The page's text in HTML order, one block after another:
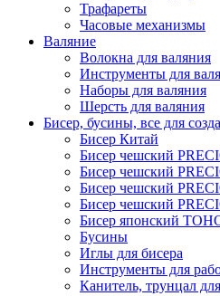
Трафареты
Часовые механизмы
Валяние
Волокна для валяния
Инструменты для
Наборы для валяния
Шерсть для валяния
Бисер, бусины, все для
Бисер Китай
Бисер чешский
Бисер чешский
Бисер чешский
Бисер чешский
Бисер японский
Бусины
Иглы для бисера
Инструменты для
Канитель, трунцал